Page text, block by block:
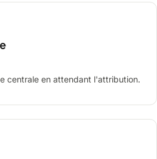
centrale en attendant l'attribution.